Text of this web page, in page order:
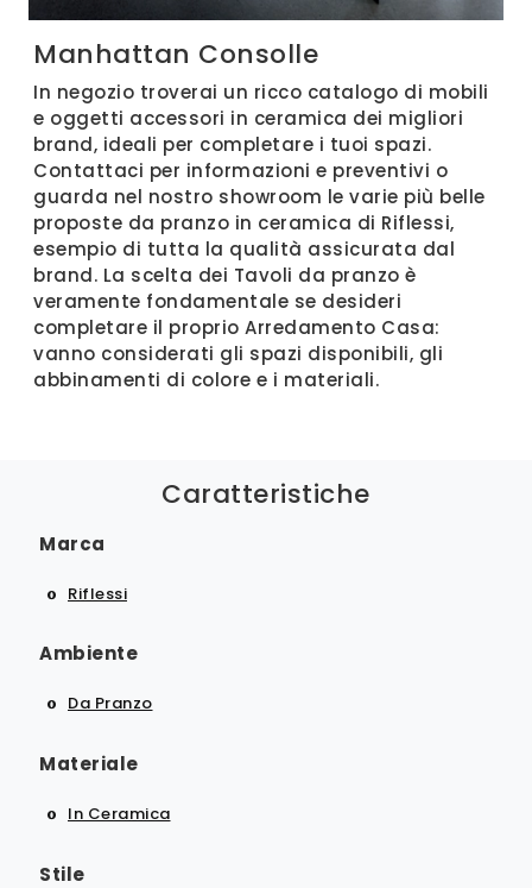
Manhattan Consolle
In negozio troverai un ricco catalogo di mobili
e oggetti accessori in ceramica dei migliori
brand, ideali per completare i tuoi spazi.
Contattaci per informazioni e preventivi o
guarda nel nostro showroom le varie più belle
proposte da pranzo in ceramica di Riflessi,
esempio di tutta la qualità assicurata dal
brand. La scelta dei Tavoli da pranzo è
veramente fondamentale se desideri
completare il proprio Arredamento Casa:
vanno considerati gli spazi disponibili, gli
abbinamenti di colore e i materiali.
Caratteristiche
Marca
Riflessi
Ambiente
Da Pranzo
Materiale
In Ceramica
Stile